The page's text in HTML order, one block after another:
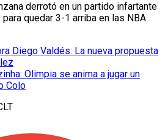
derrotó en un partido infartante
quedar 3-1 arriba en las NBA
Diego Valdés: La nueva propuesta
Olimpia se anima a jugar un
Colo